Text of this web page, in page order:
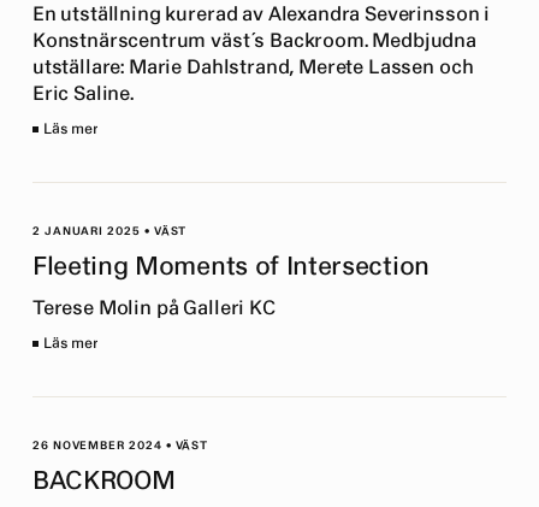
En utställning kurerad av Alexandra Severinsson i
Konstnärscentrum väst´s Backroom. Medbjudna
utställare: Marie Dahlstrand, Merete Lassen och
Eric Saline.
Läs mer
2 JANUARI 2025 • VÄST
Fleeting Moments of Intersection
Terese Molin på Galleri KC
Läs mer
26 NOVEMBER 2024 • VÄST
BACKROOM